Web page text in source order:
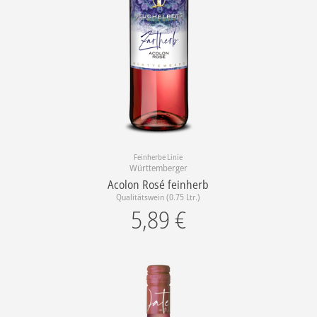
Feinherbe Linie
Württemberger
Acolon Rosé feinherb
Qualitätswein (0.75 Ltr.)
5,89 €